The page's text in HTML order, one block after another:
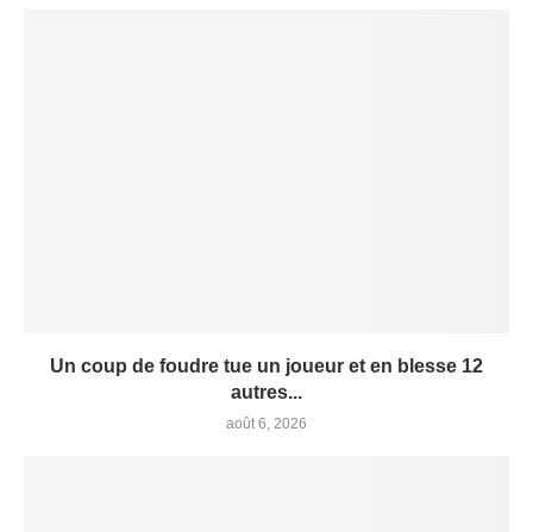
Un coup de foudre tue un joueur et en blesse 12
autres...
août 6, 2026